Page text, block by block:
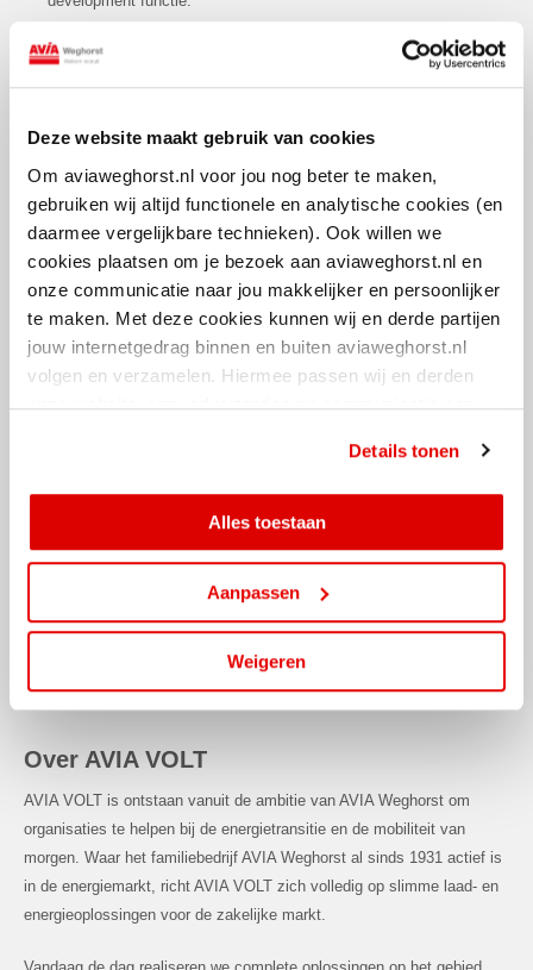
Deze website maakt gebruik van cookies
Om aviaweghorst.nl voor jou nog beter te maken,
gebruiken wij altijd functionele en analytische cookies (en
daarmee vergelijkbare technieken). Ook willen we
cookies plaatsen om je bezoek aan aviaweghorst.nl en
onze communicatie naar jou makkelijker en persoonlijker
te maken. Met deze cookies kunnen wij en derde partijen
jouw internetgedrag binnen en buiten aviaweghorst.nl
volgen en verzamelen. Hiermee passen wij en derden
onze website, app, advertenties en communicatie aan
ga je hiermee akkoord. Je kunt je cookievoorkeuren altijd
weer aanpassen.
Details tonen
Alles toestaan
Aanpassen
Weigeren
verschillende niveaus binnen organisaties.
Je bent nieuwsgierig en verdiept je graag in complexe
Je hebt de ambitie om je kennis van de energietransitie en
duurzame mobiliteit verder te ontwikkelen.
Je denkt commercieel en resultaatgericht.
Wat bieden wij jou?
Bij AVIA VOLT krijg je veel vrijheid, verantwoordelijkheid en de ruimte
om jezelf verder te ontwikkelen. Je komt terecht in een organisatie die
volop groeit, maar waar de lijnen kort zijn en collega's elkaar kennen.
Een functie voor 32 tot 40 uur per week.
Een marktconform salaris passend bij jouw ervaring.
Een goede pensioenregeling, waarbij wij 2/3 van de premie betalen.
Doorgroeimogelijkheden binnen een snelgroeiende organisatie.
Een prettige en informele werksfeer binnen een gezond
Over AVIA VOLT
AVIA VOLT is ontstaan vanuit de ambitie van AVIA Weghorst om
organisaties te helpen bij de energietransitie en de mobiliteit van
morgen. Waar het familiebedrijf AVIA Weghorst al sinds 1931 actief is
in de energiemarkt, richt AVIA VOLT zich volledig op slimme laad- en
energieoplossingen voor de zakelijke markt.